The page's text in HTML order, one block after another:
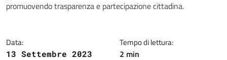
promuovendo trasparenza e partecipazione cittadina.
Data:
13 Settembre 2023
Tempo di lettura:
2 min